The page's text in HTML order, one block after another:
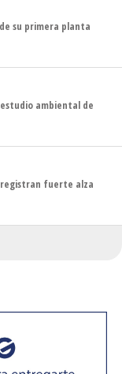
su primera planta
ambiental de
registran fuerte alza